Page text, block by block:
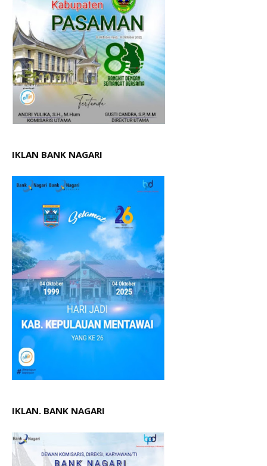
IKLAN BANK NAGARI
IKLAN. BANK NAGARI